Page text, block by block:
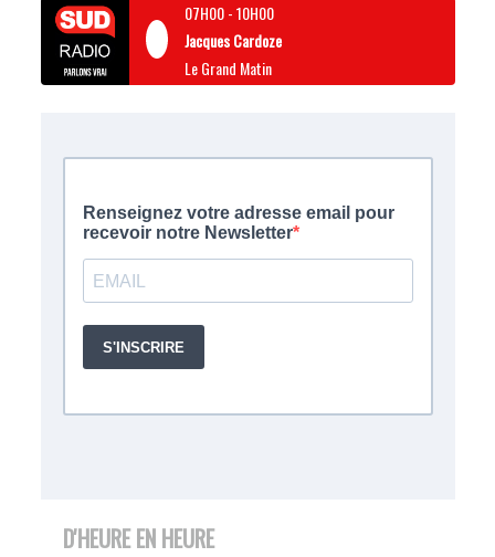
07H00-10H00
Jacques Cardoze
Le Grand Matin
D'HEURE EN HEURE